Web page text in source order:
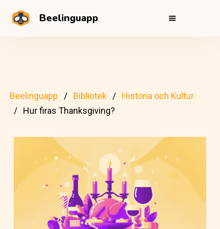
Beelinguapp
Beelinguapp Bibliotek
Historia och Kultur
Hur firas Thanksgiving?